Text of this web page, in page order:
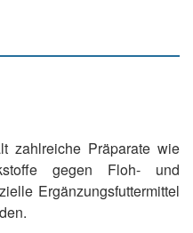
zahlreiche Präparate wie
gegen Floh- und
Ergänzungsfuttermittel